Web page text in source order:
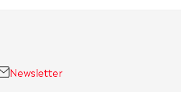
Newsletter